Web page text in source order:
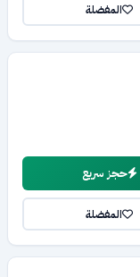
المفضلة
حجز سريع
المفضلة